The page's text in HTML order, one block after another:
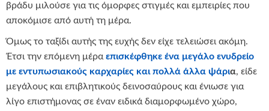
βράδυ μιλούσε για τις όμορφες στιγμές και εμπειρίες που
αποκόμισε από αυτή τη μέρα.
Όμως το ταξίδι αυτής της ευχής δεν είχε τελειώσει ακόμη.
Έτσι την επόμενη μέραεπισκέφθηκε ένα μεγάλο ενυδρείο
με εντυπωσιακούς καρχαρίες και πολλά άλλα ψάρια, είδε
μεγάλους και επιβλητικούς δεινοσαύρους και ένιωσε για
λίγο επιστήμονας σε έναν ειδικά διαμορφωμένο χώρο,